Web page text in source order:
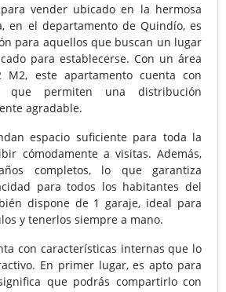
vender ubicado en la hermosa
en el departamento de Quindío, es
para aquellos que buscan un lugar
para establecerse. Con un área
M2, este apartamento cuenta con
que permiten una distribución
agradable.
espacio suficiente para toda la
cómodamente a visitas. Además,
completos, lo que garantiza
para todos los habitantes del
dispone de 1 garaje, ideal para
y tenerlos siempre a mano.
con características internas que lo
En primer lugar, es apto para
que podrás compartirlo con